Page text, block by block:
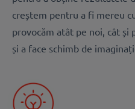
creștem pentru a fi mereu
provocăm atât pe noi, cât și
și a face schimb de